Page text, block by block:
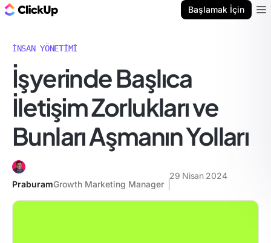
Başlamak İçin
İNSAN YÖNETIMI
İşyerinde Başlıca
İletişim Zorlukları ve
Bunları Aşmanın Yolları
PraburamGrowth Marketing Manager
29 Nisan 2024